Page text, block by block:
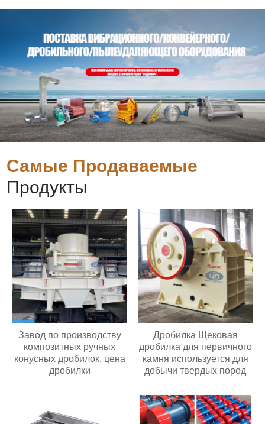
Самые Продаваемые
Продукты
Завод по производству
композитных ручных
конусных дробилок, цена
дробилки
Дробилка Щековая
дробилка для первичного
камня используется для
добычи твердых пород